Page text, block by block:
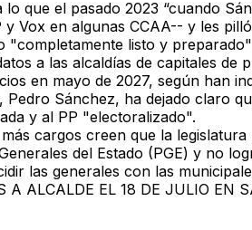
que el pasado 2023 “cuando
y Vox en algunas CCAA-- y les
"completamente listo y
a las alcaldías de capitales de
en mayo de 2027, según han
Pedro Sánchez, ha dejado claro
y al PP "electoralizado".
cargos creen que la
del Estado (PGE) y no
las generales con las
A ALCALDE EL 18 DE JULIO EN